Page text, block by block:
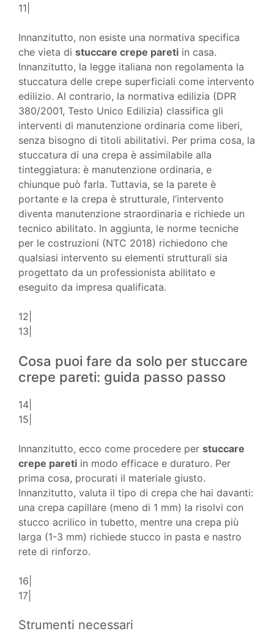
11|
Innanzitutto, non esiste una normativa specifica
che vieta di stuccare crepe pareti in casa.
Innanzitutto, la legge italiana non regolamenta la
stuccatura delle crepe superficiali come intervento
edilizio. Al contrario, la normativa edilizia (DPR
380/2001, Testo Unico Edilizia) classifica gli
interventi di manutenzione ordinaria come liberi,
senza bisogno di titoli abilitativi. Per prima cosa, la
stuccatura di una crepa è assimilabile alla
tinteggiatura: è manutenzione ordinaria, e
chiunque può farla. Tuttavia, se la parete è
portante e la crepa è strutturale, l’intervento
diventa manutenzione straordinaria e richiede un
tecnico abilitato. In aggiunta, le norme tecniche
per le costruzioni (NTC 2018) richiedono che
qualsiasi intervento su elementi strutturali sia
progettato da un professionista abilitato e
eseguito da impresa qualificata.
12|
13|
Cosa puoi fare da solo per stuccare
crepe pareti: guida passo passo
14|
15|
Innanzitutto, ecco come procedere per stuccare
crepe pareti in modo efficace e duraturo. Per
prima cosa, procurati il materiale giusto.
Innanzitutto, valuta il tipo di crepa che hai davanti:
una crepa capillare (meno di 1 mm) la risolvi con
stucco acrilico in tubetto, mentre una crepa più
larga (1-3 mm) richiede stucco in pasta e nastro
rete di rinforzo.
16|
17|
Strumenti necessari